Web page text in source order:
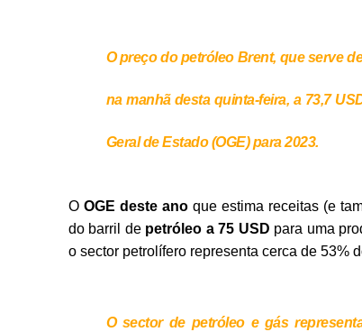
O preço do petróleo Brent, que serve
na manhã desta quinta-feira, a 73,7
Geral de Estado (OGE) para 2023.
O OGE deste ano que estima receitas (e
do barril de petróleo a 75 USD para uma
o sector petrolífero representa cerca de 53%
O sector de petróleo e gás